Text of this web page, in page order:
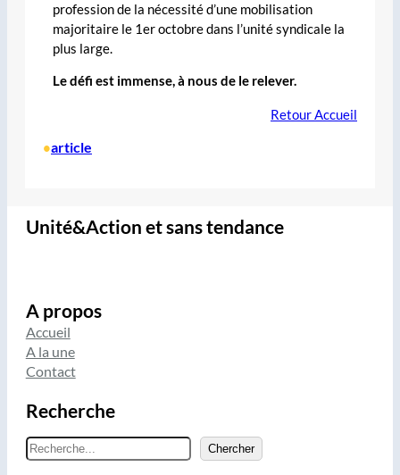
profession de la nécessité d’une mobilisation
majoritaire le 1er octobre dans l’unité syndicale la
plus large.
Le défi est immense, à nous de le relever.
Retour Accueil
•article
Unité&Action et sans tendance
A propos
Accueil
A la une
Contact
Recherche
R
e
Chercher